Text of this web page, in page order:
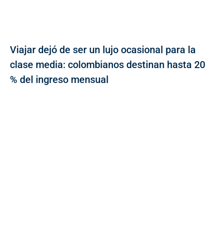
Viajar dejó de ser un lujo ocasional para la
clase media: colombianos destinan hasta 20
% del ingreso mensual